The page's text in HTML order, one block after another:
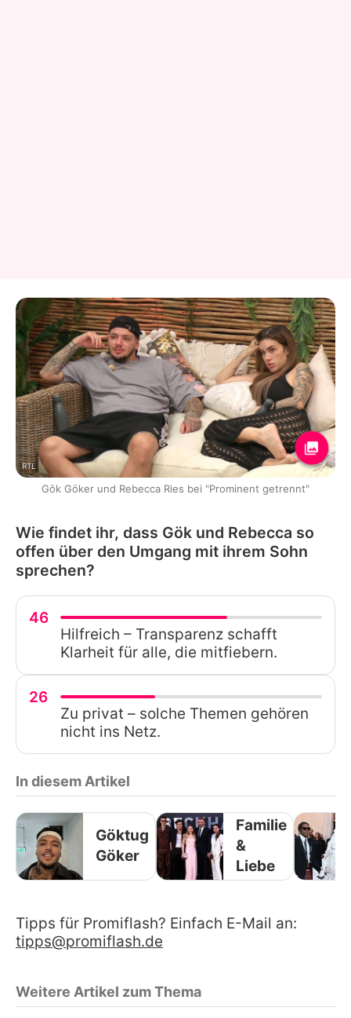
RTL
Gök Göker und Rebecca Ries bei "Prominent getrennt"
Wie findet ihr, dass Gök und Rebecca so
offen über den Umgang mit ihrem Sohn
sprechen?
46
Hilfreich – Transparenz schafft
Klarheit für alle, die mitfiebern.
26
Zu privat – solche Themen gehören
nicht ins Netz.
In diesem Artikel
Göktug
Göker
Familie
&
Liebe
Tipps für Promiflash? Einfach E-Mail an:
tipps@promiflash.de
Weitere Artikel zum Thema